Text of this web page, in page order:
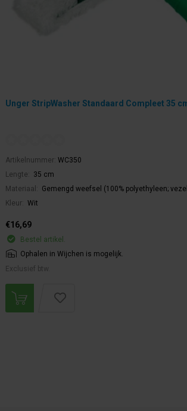
Unger StripWasher Standaard Compleet 35
Artikelnummer: WC350
Lengte:
35 cm
Materiaal:
Gemengd weefsel (100% polyethyleen;
Kleur:
Wit
€16,69
Bestel artikel.
Ophalen in Wijchen is mogelijk.
Exclusief btw.